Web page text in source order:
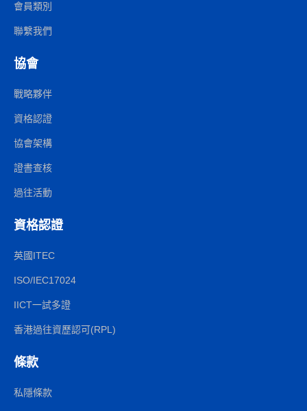
會員類別
聯繫我們
協會
戰略夥伴
資格認證
協會架構
證書查核
過往活動
資格認證
英國ITEC
ISO/IEC17024
IICT一試多證
香港過往資歷認可(RPL)
條款
私隱條款